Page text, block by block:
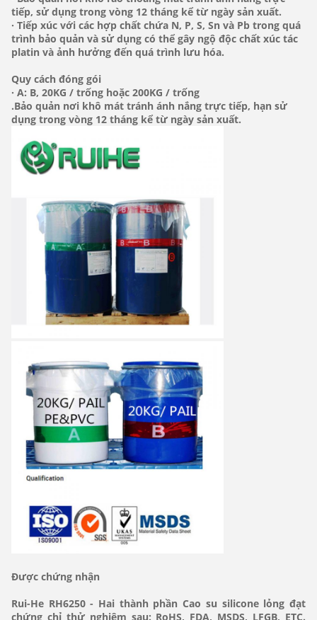
tiếp, sử dụng trong vòng 12 tháng kể từ ngày sản xuất.
· Tiếp xúc với các hợp chất chứa N, P, S, Sn và Pb trong quá
trình bảo quản và sử dụng có thể gây ngộ độc chất xúc tác
platin và ảnh hưởng đến quá trình lưu hóa.
Quy cách đóng gói
· A: B, 20KG / trống hoặc 200KG / trống
.Bảo quản nơi khô mát tránh ánh nắng trực tiếp, hạn sử
dụng trong vòng 12 tháng kể từ ngày sản xuất.
Được chứng nhận
Rui-He RH6250 - Hai thành phần Cao su silicone lỏng đạt
chứng chỉ thử nghiệm sau: RoHS, FDA, MSDS, LFGB, ETC.